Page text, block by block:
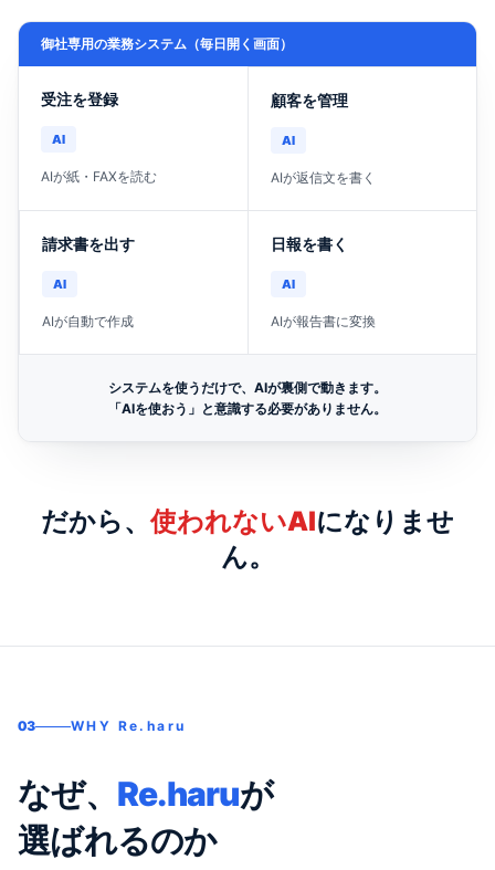
御社専用の業務システム（毎日開く画面）
受注を登録
AI
AIが紙・FAXを読む
顧客を管理
AI
AIが返信文を書く
請求書を出す
AI
AIが自動で作成
日報を書く
AI
AIが報告書に変換
システムを使うだけで、AIが裏側で動きます。
「AIを使おう」と意識する必要がありません。
だから、使われないAIになりませ
ん。
03 WHY Re.haru
なぜ、 Re.haruが
選ばれるのか